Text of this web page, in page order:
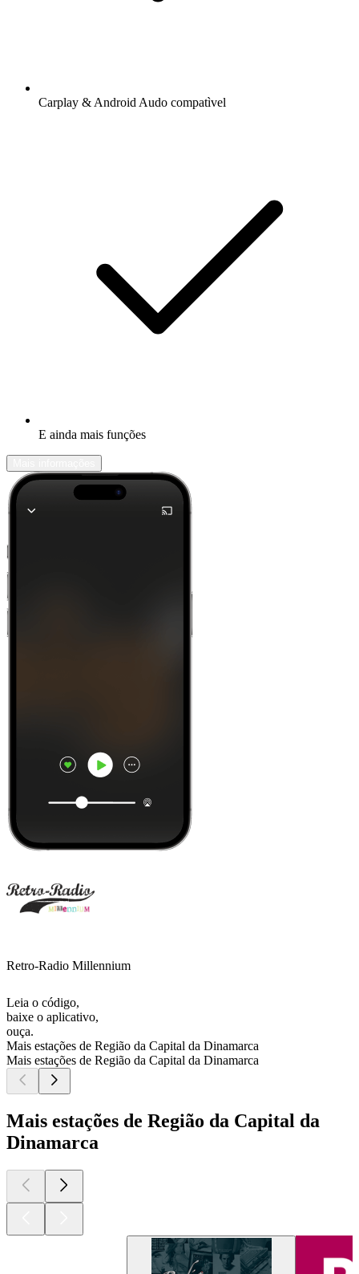
Carplay & Android Audo compatìvel
E ainda mais funções
Retro-Radio Millennium
Leia o código,
baixe o aplicativo,
ouça.
Mais estações de Região da Capital da Dinamarca
Mais estações de Região da Capital da Dinamarca
Mais estações de Região da Capital da
Dinamarca